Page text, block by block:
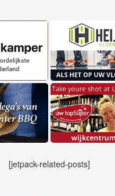
[jetpack-related-posts]